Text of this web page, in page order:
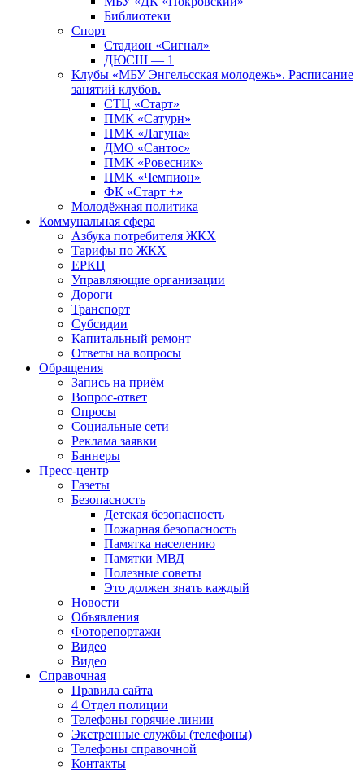
Библиотеки
Спорт
Стадион «Сигнал»
ДЮСШ — 1
Клубы «МБУ Энгельсская молодежь». Расписание
занятий клубов.
СТЦ «Старт»
ПМК «Сатурн»
ПМК «Лагуна»
ДМО «Сантос»
ПМК «Ровесник»
ПМК «Чемпион»
ФК «Старт +»
Молодёжная политика
Коммунальная сфера
Азбука потребителя ЖКХ
Тарифы по ЖКХ
ЕРКЦ
Управляющие организации
Дороги
Транспорт
Субсидии
Капитальный ремонт
Ответы на вопросы
Обращения
Запись на приём
Вопрос-ответ
Опросы
Социальные сети
Реклама заявки
Баннеры
Пресс-центр
Газеты
Безопасность
Детская безопасность
Пожарная безопасность
Памятка населению
Памятки МВД
Полезные советы
Это должен знать каждый
Новости
Объявления
Фоторепортажи
Видео
Видео
Справочная
Правила сайта
4 Отдел полиции
Телефоны горячие линии
Экстренные службы (телефоны)
Телефоны справочной
Контакты